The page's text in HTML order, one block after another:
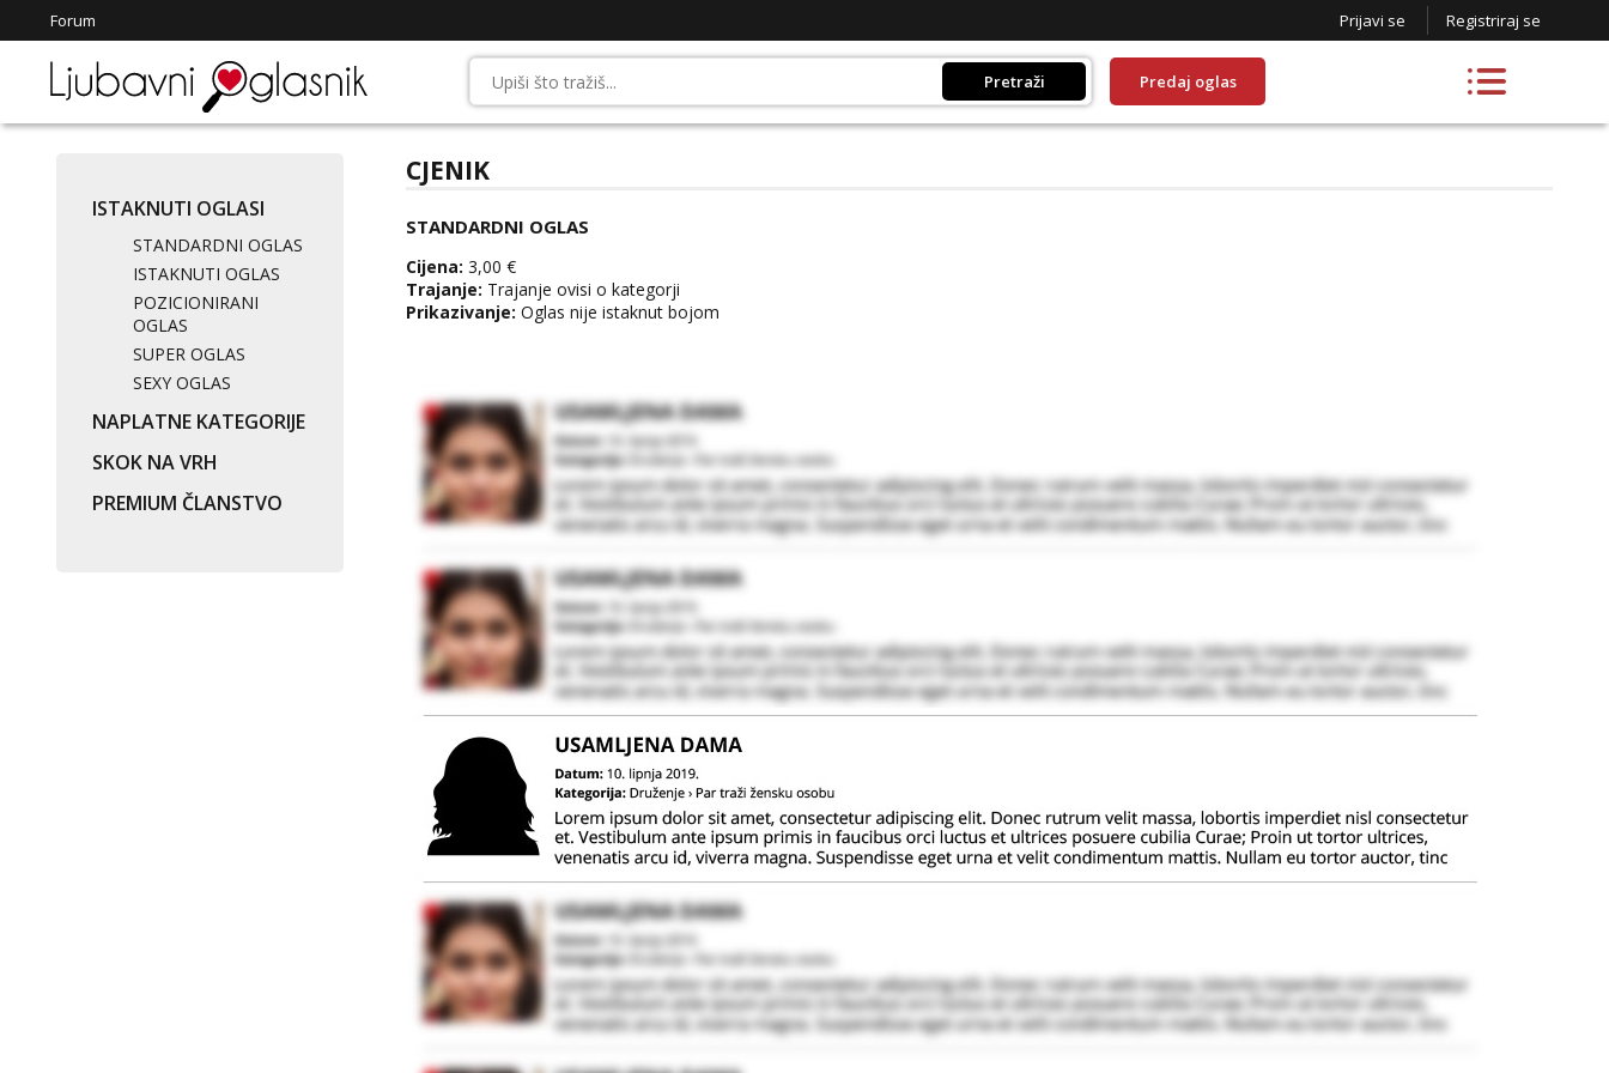
Forum Prijavi se Registriraj se
Pretraži Predaj oglas
ISTAKNUTI OGLASI
STANDARDNI OGLAS
ISTAKNUTI OGLAS
POZICIONIRANI
OGLAS
SUPER OGLAS
SEXY OGLAS
NAPLATNE KATEGORIJE
SKOK NA VRH
PREMIUM ČLANSTVO
CJENIK
STANDARDNI OGLAS
Cijena: 3,00 €
Trajanje: Trajanje ovisi o kategorji
Prikazivanje: Oglas nije istaknut bojom